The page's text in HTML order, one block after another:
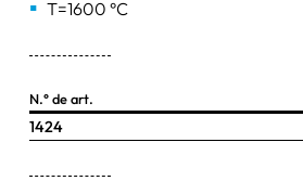
Bandejas y tarros
Bombas de chorro de agua
T=1600 °C
N.° de art.
1424